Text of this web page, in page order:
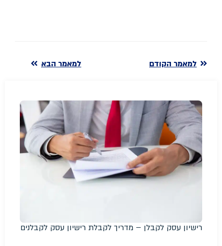
למאמר הקודם למאמר הבא
רישיון עסק לקבלן – מדריך לקבלת רישיון עסק לקבלנים